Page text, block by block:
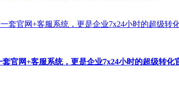
官网+客服系统，更是企业7x24小时的超级转化